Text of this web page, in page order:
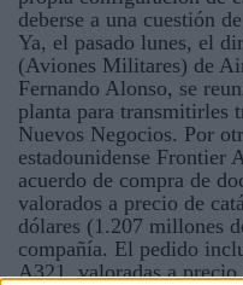
deberse a una cuestión
Ya, el pasado lunes, el
(Aviones Militares) de
Fernando Alonso, se
planta para transmitirles
Nuevos Negocios. Por
estadounidense
acuerdo de compra de
valorados a precio de
dólares (1.207 millones
compañía. El pedido
A321, valoradas a